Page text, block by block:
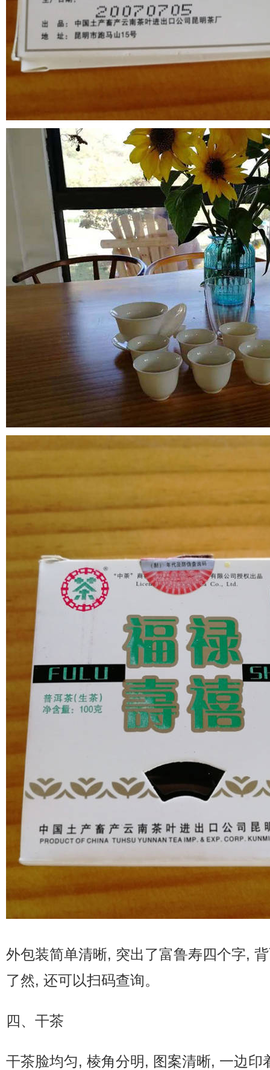
外包装简单清晰, 突出了富鲁寿四个字,
了然, 还可以扫码查询。
四、干茶
干茶脸均匀, 棱角分明, 图案清晰, 一边印